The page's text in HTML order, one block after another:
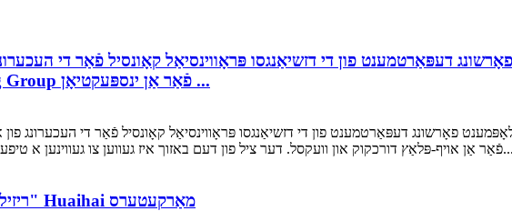
דעפּאַרטמענט פון די דזשיאַנגסו פּראָווינסיאַל קאָונסיל פֿאַר די
דעלאַגיישאַן באזוכט Huaihai Holding Group פֿאַר אַן ינספּעקטיאָן ...
פאָרשונג דעפּאַרטמענט פון די דזשיאַנגסו פּראָווינסיאַל קאָונסיל פֿאַר די העכערונג
באזוכט Huaihai Holding Group פֿאַר אַן אויף-פּלאַץ דורכקוק און וועקסל. דער ציל פון דעם באזוך איז געווען צו געווינען א טיפער פארשטאנד...
Huaihai International Style | "ריזיליאַנט" Huaihai מאַרקעטערס